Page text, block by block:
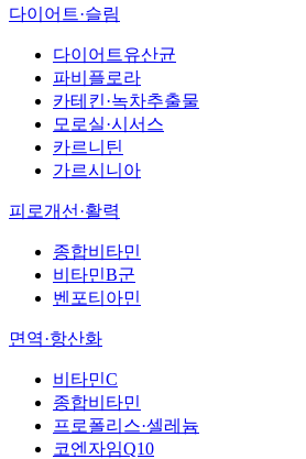
다이어트·슬림
다이어트유산균
파비플로라
카테킨·녹차추출물
모로실·시서스
카르니틴
가르시니아
피로개선·활력
종합비타민
비타민B군
벤포티아민
면역·항산화
비타민C
종합비타민
프로폴리스·셀레늄
코엔자임Q10